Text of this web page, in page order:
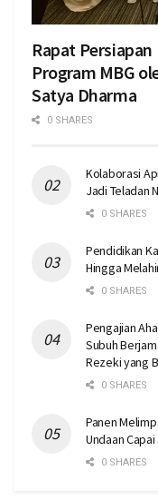
Rapat
Program MBG
Satya Dharma
0 SHARES
Kolaborasi
Jadi Teladan
0 SHARES
Pendidikan
Hingga
0 SHARES
Pengajian
Subuh
Rezeki yang
0 SHARES
Panen
Undaan
0 SHARES